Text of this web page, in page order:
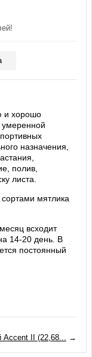
и хорошо
умеренной
назначения,
полив,
листа.
мятлика
всходит
14-20 день. В
постоянный
Accent II (22,68... →